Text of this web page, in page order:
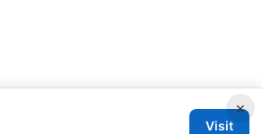
×
Visit